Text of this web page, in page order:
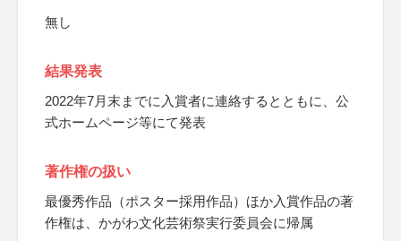
無し
結果発表
2022年7月末までに入賞者に連絡するとともに、公
式ホームページ等にて発表
著作権の扱い
最優秀作品（ポスター採用作品）ほか入賞作品の著
作権は、かがわ文化芸術祭実行委員会に帰属